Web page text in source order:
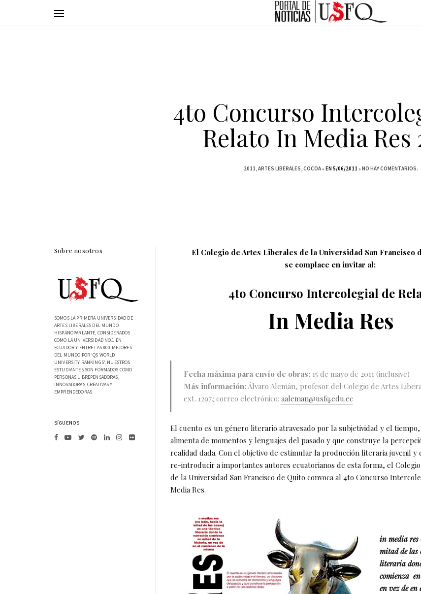
4to Concurso
Relato In Media Res
2011 ARTES LIBERALES COCOA EN 5/06/2011 NO HAY COMENTARIOS.
El Colegio de Artes Liberales de la Universidad San Francisco
se complace en invitar al:
4to Concurso Intercolegial de
In Media Res
Fecha máxima para envío de obras: 15 de mayo de 2011 (inclusive)
Más información: Álvaro Alemán, profesor del Colegio de Artes
ext. 1297; correo electrónico: aaleman@usfq.edu.ec
El cuento es un género literario atravesado por la subjetividad y el
alimenta de momentos y lenguajes del pasado y que construye la
realidad dada. Con el objetivo de estimular la producción literaria juvenil y
re-introducir a importantes autores ecuatorianos de esta forma, el
de la Universidad San Francisco de Quito convoca al 4to Concurso
Media Res.
in media
mitad de las
literaria
comienza
en vez de en
Sobre nosotros
SOMOS LA PRIMERA UNIVERSIDAD DE
ARTES LIBERALES DEL MUNDO
HISPANOPARLANTE, CONSIDERADOS
COMO LA UNIVERSIDAD NO.1 EN
ECUADOR Y ENTRE LAS 800 MEJORES
DEL MUNDO POR 'QS WORLD
UNIVERSITY RANKINGS'. NUESTROS
ESTUDIANTES SON FORMADOS COMO
PERSONAS LIBREPENSADORAS,
INNOVADORAS, CREATIVAS Y
EMPRENDEDORAS.
SÍGUENOS